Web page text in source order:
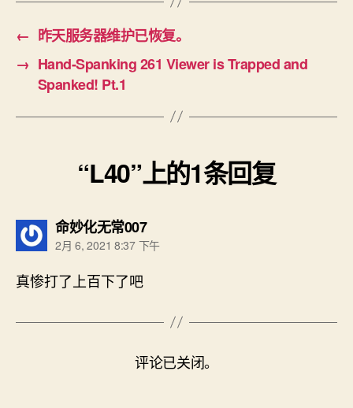
← 昨天服务器维护已恢复。
→ Hand-Spanking 261 Viewer is Trapped and
Spanked! Pt.1
“L40”上的1条回复
命妙化无常007说：
2月 6, 2021 8:37 下午
真惨打了上百下了吧
评论已关闭。